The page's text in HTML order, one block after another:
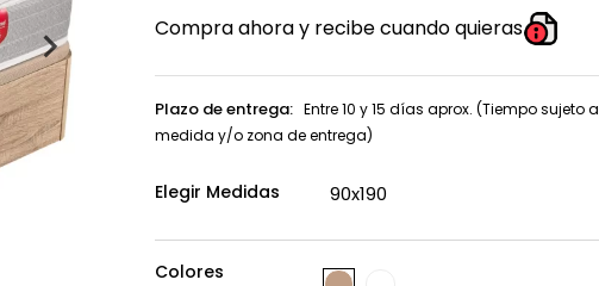
Compra ahora y recibe cuando quieras
Plazo de entrega: Entre 10 y 15 días aprox. (Tiempo sujeto a
medida y/o zona de entrega)
Elegir Medidas
Colores